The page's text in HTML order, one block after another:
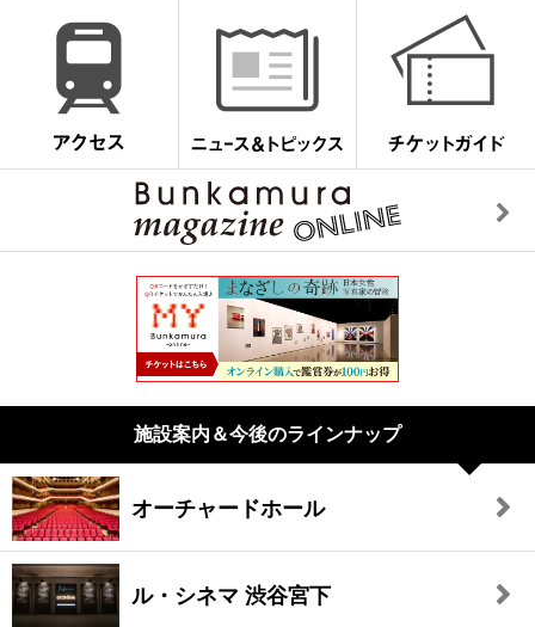
施設案内＆今後のラインナップ
オーチャードホール
ル・シネマ 渋谷宮下